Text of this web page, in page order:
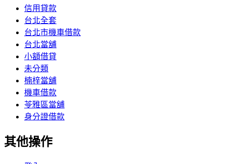
信用貸款
台北全套
台北市機車借款
台北當舖
小額借貸
未分類
楠梓當舖
機車借款
苓雅區當舖
身分證借款
其他操作